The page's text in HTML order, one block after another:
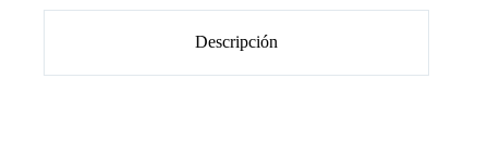
Descripción